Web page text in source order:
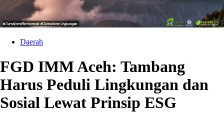
Daerah
FGD IMM Aceh: Tambang
Harus Peduli Lingkungan dan
Sosial Lewat Prinsip ESG